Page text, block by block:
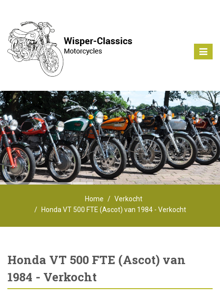
Toggle
Home
Verkocht
Honda VT 500 FTE (Ascot) van 1984 - Verkocht
Honda VT 500 FTE (Ascot) van
1984 - Verkocht